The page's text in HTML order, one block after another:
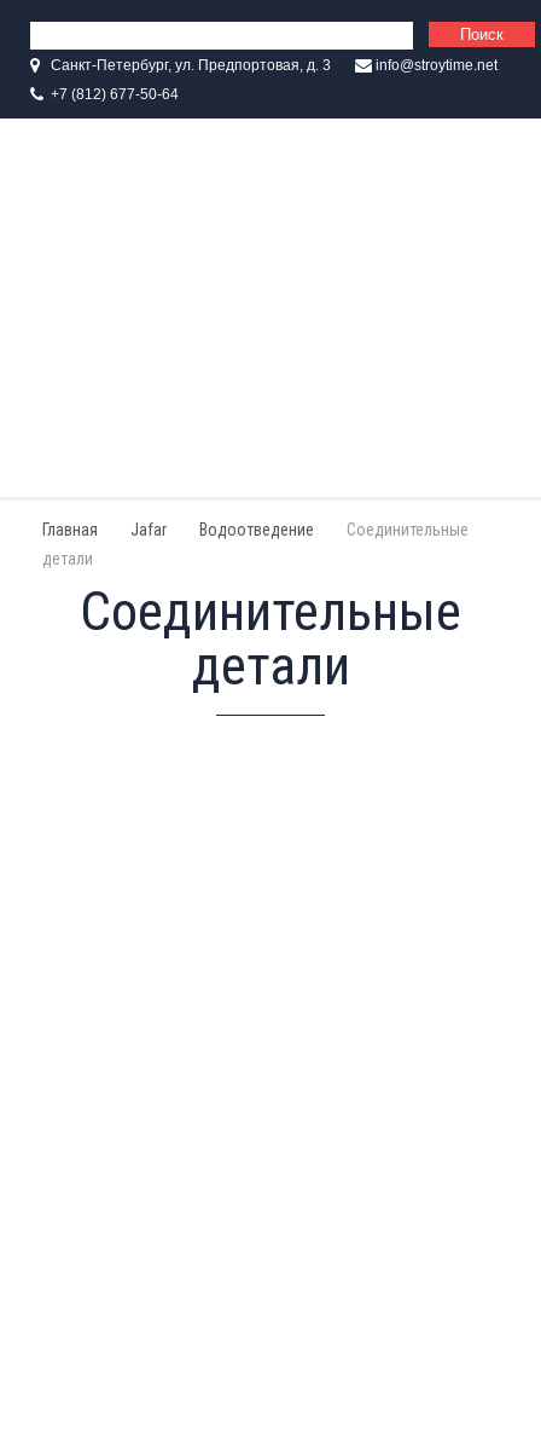
Санкт-Петербург, ул. Предпортовая, д. 3
info@stroytime.net
+7 (812) 677-50-64
Главная Jafar Водоотведение
Соединительные
детали
Соединительные
детали